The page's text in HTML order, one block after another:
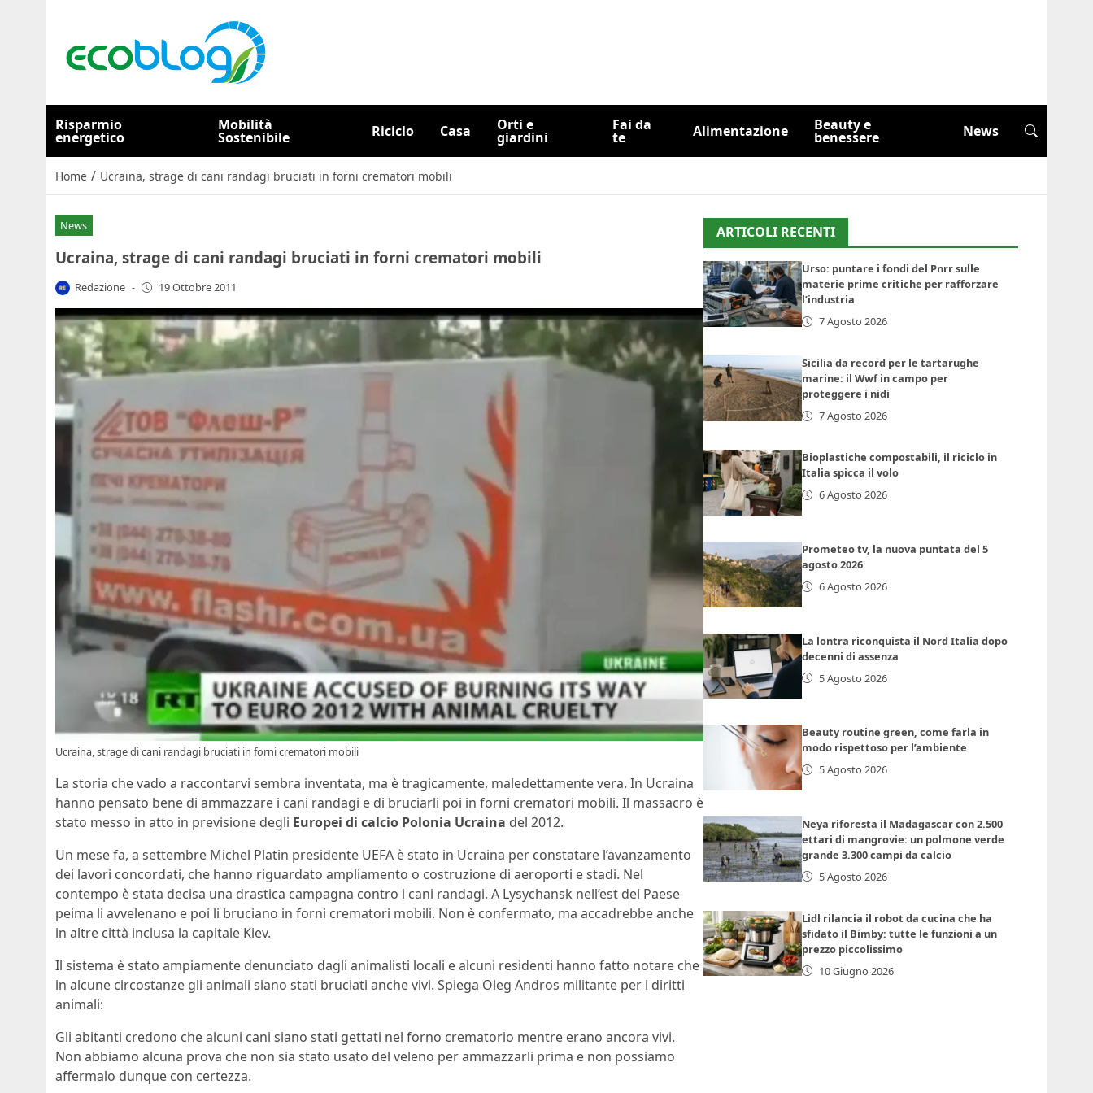
Risparmio
energetico
Mobilità
Sostenibile Riciclo Casa Orti e
giardini
Fai da
te Alimentazione Beauty e
benessere News
Home / Ucraina, strage di cani randagi bruciati in forni crematori mobili
News
Ucraina, strage di cani randagi bruciati in forni crematori mobili
Redazione - 19 Ottobre 2011
Ucraina, strage di cani randagi bruciati in forni crematori mobili
La storia che vado a raccontarvi sembra inventata, ma è tragicamente, maledettamente vera. In Ucraina
hanno pensato bene di ammazzare i cani randagi e di bruciarli poi in forni crematori mobili. Il massacro è
stato messo in atto in previsione degli Europei di calcio Polonia Ucraina del 2012.
Un mese fa, a settembre Michel Platin presidente UEFA è stato in Ucraina per constatare l’avanzamento
dei lavori concordati, che hanno riguardato ampliamento o costruzione di aeroporti e stadi. Nel
contempo è stata decisa una drastica campagna contro i cani randagi. A Lysychansk nell’est del Paese
peima li avvelenano e poi li bruciano in forni crematori mobili. Non è confermato, ma accadrebbe anche
in altre città inclusa la capitale Kiev.
Il sistema è stato ampiamente denunciato dagli animalisti locali e alcuni residenti hanno fatto notare che
in alcune circostanze gli animali siano stati bruciati anche vivi. Spiega Oleg Andros militante per i diritti
animali:
Gli abitanti credono che alcuni cani siano stati gettati nel forno crematorio mentre erano ancora vivi.
Non abbiamo alcuna prova che non sia stato usato del veleno per ammazzarli prima e non possiamo
affermalo dunque con certezza.
ARTICOLI RECENTI
Urso: puntare i fondi del Pnrr sulle
materie prime critiche per rafforzare
l’industria
7 Agosto 2026
Sicilia da record per le tartarughe
marine: il Wwf in campo per
proteggere i nidi
7 Agosto 2026
Bioplastiche compostabili, il riciclo in
Italia spicca il volo
6 Agosto 2026
Prometeo tv, la nuova puntata del 5
agosto 2026
6 Agosto 2026
La lontra riconquista il Nord Italia dopo
decenni di assenza
5 Agosto 2026
Beauty routine green, come farla in
modo rispettoso per l’ambiente
5 Agosto 2026
Neya riforesta il Madagascar con 2.500
ettari di mangrovie: un polmone verde
grande 3.300 campi da calcio
5 Agosto 2026
Lidl rilancia il robot da cucina che ha
sfidato il Bimby: tutte le funzioni a un
prezzo piccolissimo
10 Giugno 2026